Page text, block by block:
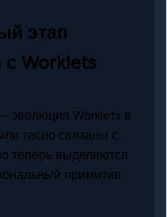
этап
с Worklets
эволюция Worklets в
тесно связаны с
теперь выделяются
примитив